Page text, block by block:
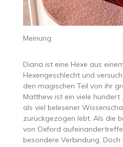
Meinung:
Diana ist eine Hexe aus
Hexengeschlecht und
den magischen Teil von ihr
Matthew ist ein viele hundert
als viel belesener
zurückgezogen lebt. Als die
von Oxford
besondere Verbindung.